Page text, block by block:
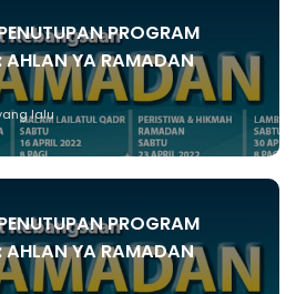
PROGRAM
YA RAMADAN
lalu
PROGRAM
YA RAMADAN